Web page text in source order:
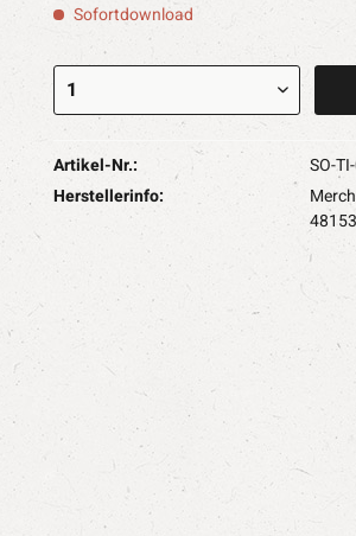
Sofortdownload
Artikel-Nr.:
SO-
Herstellerinfo: